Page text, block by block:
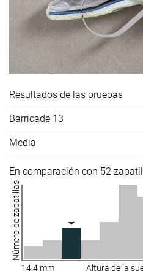
Resultados de las pruebas
Barricade 13
Media
En comparación con 52
Número de zapatillas
14.4 mm Altura de la